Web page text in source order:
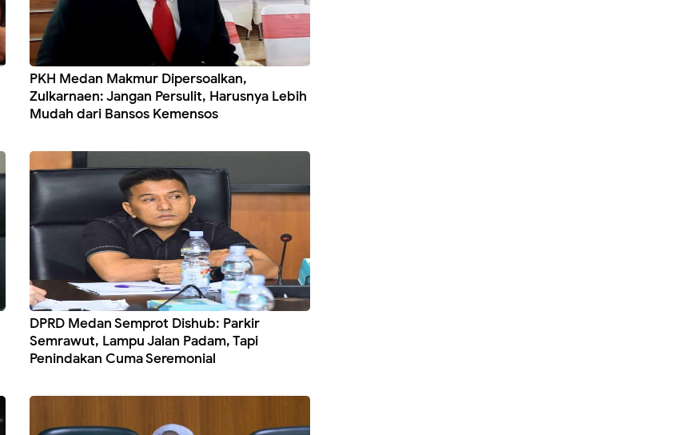
PKH Medan Makmur Dipersoalkan,
Zulkarnaen: Jangan Persulit, Harusnya Lebih
Mudah dari Bansos Kemensos
DPRD Medan Semprot Dishub: Parkir
Semrawut, Lampu Jalan Padam, Tapi
Penindakan Cuma Seremonial